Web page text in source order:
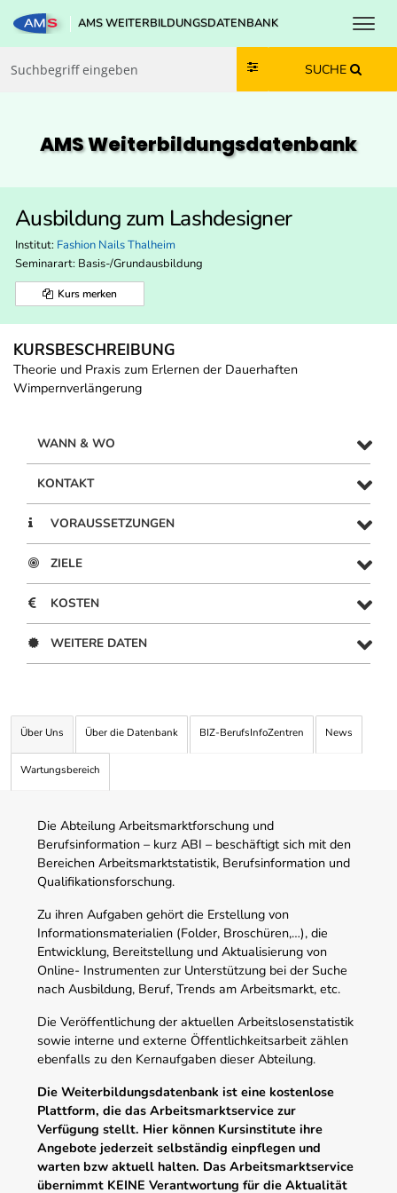
Zum Inhalt springen
Zum Navmenü springen
Zur Suche springen
Zur Footer springen
AMS WEITERBILDUNGSDATENBANK
SUCHE
AMS Weiterbildungs­datenbank
Ausbildung zum Lashdesigner
Institut: Fashion Nails Thalheim
Seminarart: Basis-/Grundausbildung
Kurs merken
KURSBESCHREIBUNG
Theorie und Praxis zum Erlernen der Dauerhaften
Wimpernverlängerung
WANN & WO
KONTAKT
VORAUSSETZUNGEN
ZIELE
KOSTEN
WEITERE DATEN
Über Uns Über die Datenbank BIZ-BerufsInfoZentren News
Wartungsbereich
Die Abteilung Arbeitsmarktforschung und
Berufsinformation – kurz ABI – beschäftigt sich mit den
Bereichen Arbeitsmarktstatistik, Berufsinformation und
Qualifikationsforschung.
Zu ihren Aufgaben gehört die Erstellung von
Informationsmaterialien (Folder, Broschüren,…), die
Entwicklung, Bereitstellung und Aktualisierung von
Online- Instrumenten zur Unterstützung bei der Suche
nach Ausbildung, Beruf, Trends am Arbeitsmarkt, etc.
Die Veröffentlichung der aktuellen Arbeitslosenstatistik
sowie interne und externe Öffentlichkeitsarbeit zählen
ebenfalls zu den Kernaufgaben dieser Abteilung.
Die Weiterbildungsdatenbank ist eine kostenlose
Plattform, die das Arbeitsmarktservice zur
Verfügung stellt. Hier können Kursinstitute ihre
Angebote jederzeit selbständig einpflegen und
warten bzw aktuell halten. Das Arbeitsmarktservice
übernimmt KEINE Verantwortung für die Aktualität